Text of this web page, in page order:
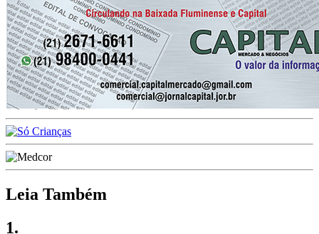
Leia Também
1.